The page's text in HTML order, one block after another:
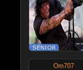
Om707